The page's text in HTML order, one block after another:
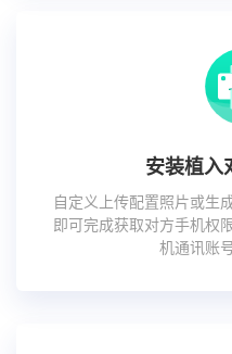
安装植入
自定义上传配置照片或生
即可完成获取对方手机权
机通讯账